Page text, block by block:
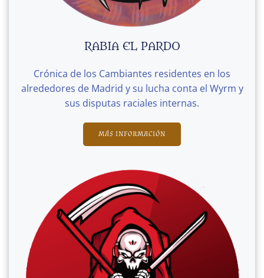
RABIA EL PARDO
Crónica de los Cambiantes residentes en los
alrededores de Madrid y su lucha conta el Wyrm y
sus disputas raciales internas.
MÁS INFORMACIÓN